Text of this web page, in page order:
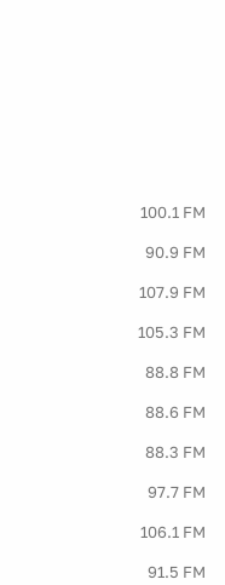
100.1 FM
90.9 FM
107.9 FM
105.3 FM
88.8 FM
88.6 FM
88.3 FM
97.7 FM
106.1 FM
91.5 FM